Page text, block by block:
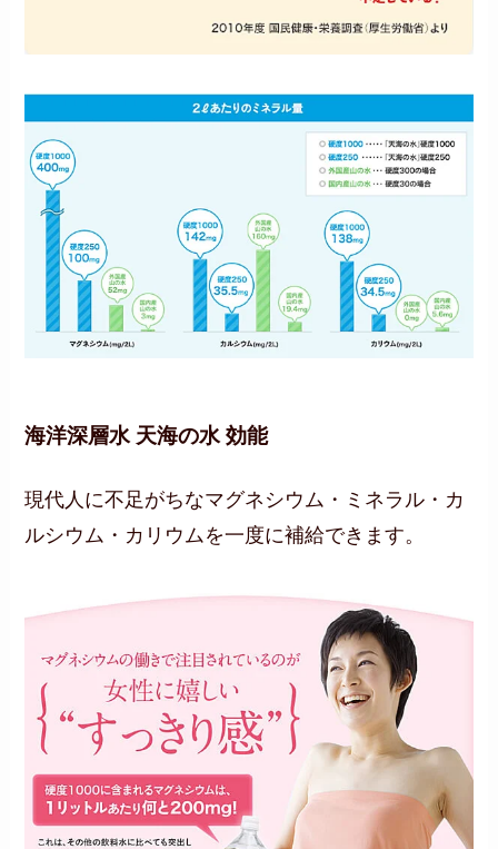
海洋深層水 天海の水 効能
現代人に不足がちなマグネシウム・ミネラル・カ
ルシウム・カリウムを一度に補給できます。